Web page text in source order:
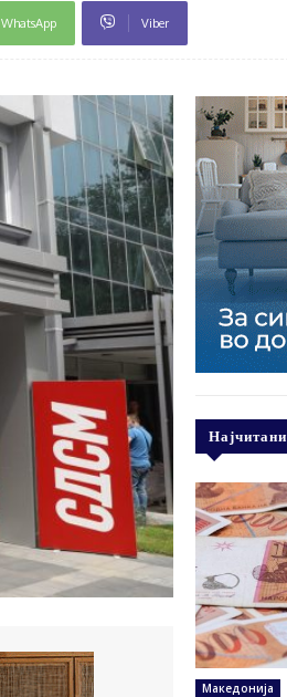
WhatsApp Viber
Најчитани
Македонија